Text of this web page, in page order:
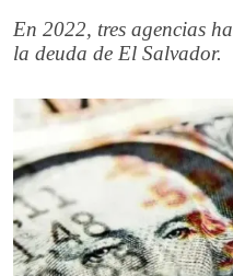
En 2022, tres agencias
la deuda de El Salvador.